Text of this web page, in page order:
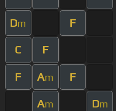
Dm F
C F
F Am F
Am Dm